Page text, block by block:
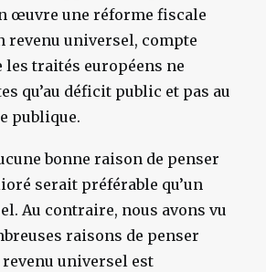
œuvre une réforme fiscale
revenu universel, compte
les traités européens ne
qu’au déficit public et pas au
publique.
bonne raison de penser
serait préférable qu’un
Au contraire, nous avons vu
raisons de penser
revenu universel est